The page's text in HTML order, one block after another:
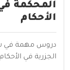
المحكمة
الأحكام
دروس مهمة في
الجزرية في